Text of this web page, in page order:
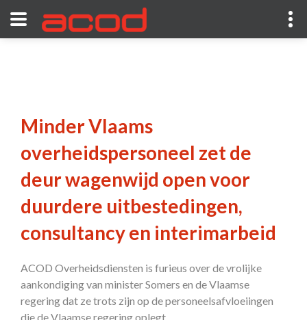
Minder Vlaams
overheidspersoneel zet de
deur wagenwijd open voor
duurdere uitbestedingen,
consultancy en interimarbeid
ACOD Overheidsdiensten is furieus over de vrolijke
aankondiging van minister Somers en de Vlaamse
regering dat ze trots zijn op de personeelsafvloeiingen
die de Vlaamse regering oplegt.